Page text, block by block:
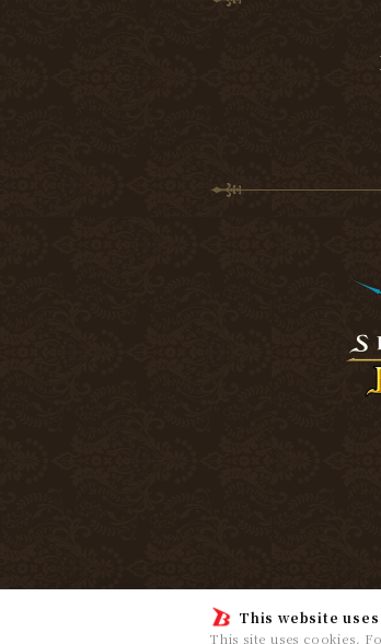
This website
This site uses cookies.